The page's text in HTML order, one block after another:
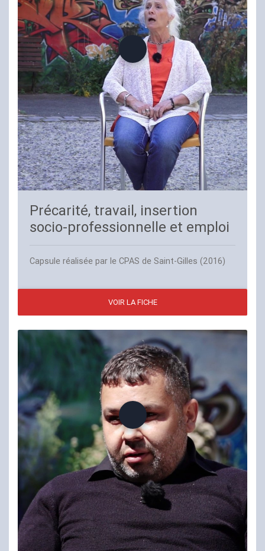
Précarité, travail, insertion
socio-professionnelle et emploi
Capsule réalisée par le CPAS de Saint-Gilles (2016)
VOIR LA FICHE